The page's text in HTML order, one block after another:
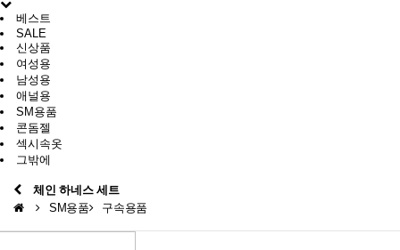
베스트
SALE
신상품
여성용
남성용
애널용
SM용품
콘돔젤
섹시속옷
그밖에
체인 하네스 세트
SM용품
구속용품